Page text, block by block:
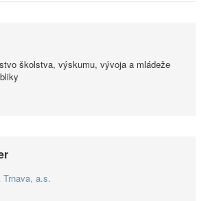
školstva, výskumu, vývoja a mládeže
Trnava, a.s.